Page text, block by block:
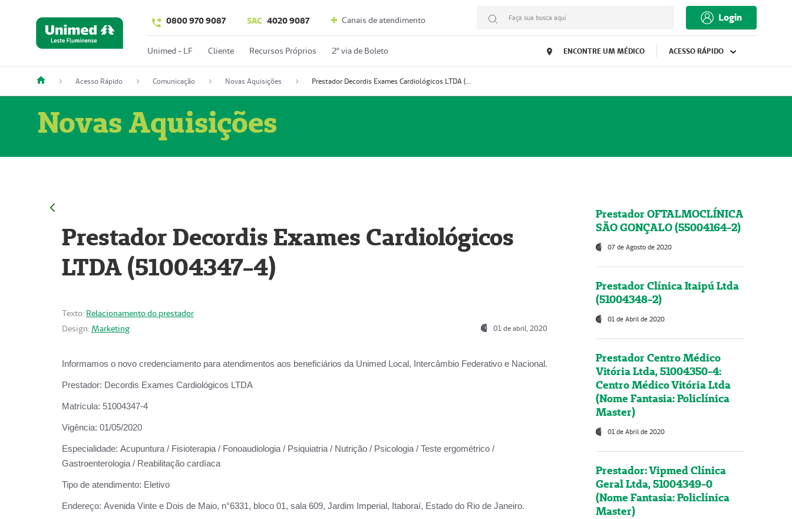
0800 970 9087 SAC 4020 9087 Canais de atendimento Faça sua busca aqui Login
Unimed - LF Cliente Recursos Próprios 2º via de Boleto ENCONTRE UM MÉDICO ACESSO RÁPIDO
Acesso Rápido Comunicação Novas Aquisições Prestador Decordis Exames Cardiológicos LTDA (51004347-4)
Novas Aquisições
Prestador Decordis Exames Cardiológicos
LTDA (51004347-4)
Texto: Relacionamento do prestador
Design: Marketing 01 de abril, 2020
Informamos o novo credenciamento para atendimentos aos beneficiários da Unimed Local, Intercâmbio Federativo e Nacional.
Prestador: Decordis Exames Cardiológicos LTDA
Matrícula: 51004347-4
Vigência: 01/05/2020
Especialidade: Acupuntura / Fisioterapia / Fonoaudiologia / Psiquiatria / Nutrição / Psicologia / Teste ergométrico /
Gastroenterologia / Reabilitação cardíaca
Tipo de atendimento: Eletivo
Endereço: Avenida Vinte e Dois de Maio, n°6331, bloco 01, sala 609, Jardim Imperial, Itaboraí, Estado do Rio de Janeiro.
Prestador OFTALMOCLÍNICA
SÃO GONÇALO (55004164-2)
07 de Agosto de 2020
Prestador Clínica Itaipú Ltda
(51004348-2)
01 de Abril de 2020
Prestador Centro Médico
Vitória Ltda, 51004350-4:
Centro Médico Vitória Ltda
(Nome Fantasia: Policlínica
Master)
01 de Abril de 2020
Prestador: Vipmed Clínica
Geral Ltda, 51004349-0
(Nome Fantasia: Policlínica
Master)